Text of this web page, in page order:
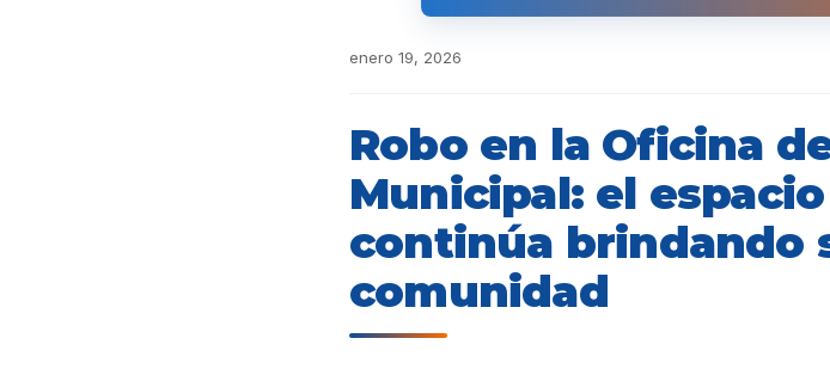
enero 19, 2026
Robo en la Oficina
Municipal: el
continúa brindando
comunidad